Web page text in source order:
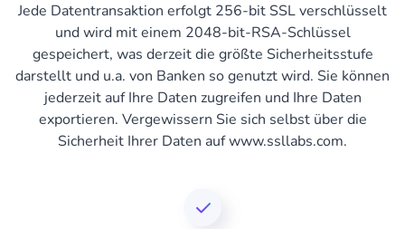
Jede Datentransaktion erfolgt 256-bit SSL verschlüsselt
und wird mit einem 2048-bit-RSA-Schlüssel
gespeichert, was derzeit die größte Sicherheitsstufe
darstellt und u.a. von Banken so genutzt wird. Sie können
jederzeit auf Ihre Daten zugreifen und Ihre Daten
exportieren. Vergewissern Sie sich selbst über die
Sicherheit Ihrer Daten auf www.ssllabs.com.